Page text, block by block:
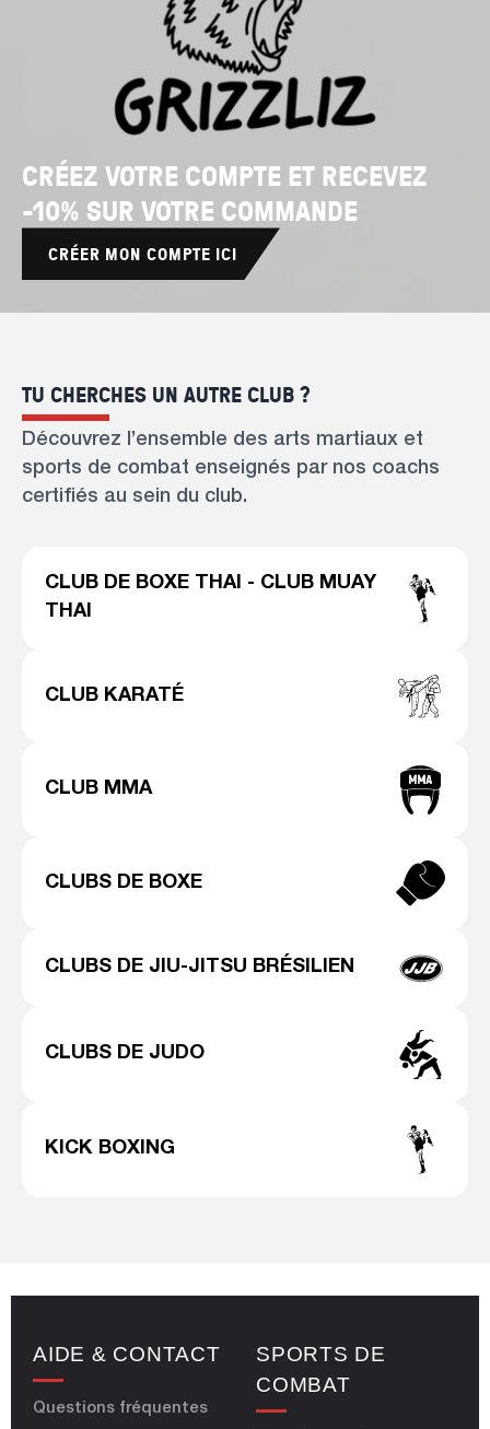
CRÉEZ VOTRE COMPTE ET RECEVEZ
-10% SUR VOTRE COMMANDE
CRÉER MON COMPTE ICI
TU CHERCHES UN AUTRE CLUB ?
Découvrez l’ensemble des arts martiaux et
sports de combat enseignés par nos coachs
certifiés au sein du club.
CLUB DE BOXE THAI - CLUB MUAY
THAI
CLUB KARATÉ
CLUB MMA
CLUBS DE BOXE
CLUBS DE JIU-JITSU BRÉSILIEN
CLUBS DE JUDO
KICK BOXING
AIDE & CONTACT
Questions fréquentes
SPORTS DE
COMBAT